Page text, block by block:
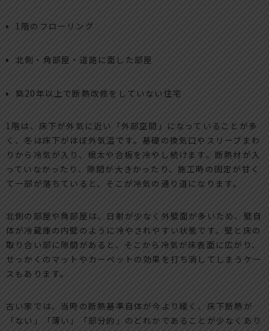
1階のフローリング
北側・角部屋・道路に面した部屋
築20年以上で断熱改修をしていない住宅
1階は、床下が外気に近い「外部空間」になっていることが多
く、冬は床下がほぼ外気温です。基礎の換気口やスリーブまわ
りから冷気が入り、根太や合板を冷やし続けます。断熱材が入
っていなかったり、隙間が大きかったり、施工時の固定が甘く
て一部が落ちていると、そこが冷気の通り道になります。
北側の部屋や角部屋は、日射が少なく外壁面が多いため、壁自
体が冷蔵庫の内壁のように冷やされやすい状態です。壁と床の
取り合い部に隙間があると、そこから冷気が床表面に広がり、
せっかくのマットやカーペットの効果を打ち消してしまうケー
スもあります。
古い家では、当時の断熱基準自体が今より緩く、床下断熱が
「ない」「薄い」「部分的」のどれかであることが少なくあり